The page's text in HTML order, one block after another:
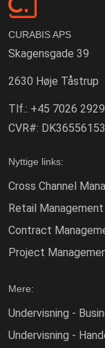
CURABIS APS
Skagensgade 39
2630 Høje Tåstrup
Tlf.: +45 7026 2929
CVR#: DK36556153
Nyttige links:
Cross Channel
Retail
Contract
Project
Mere:
Undervisning -
Undervisning -